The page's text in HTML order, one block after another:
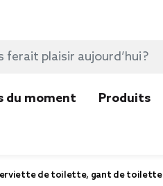
du moment Produits
de toilette, gant de toilette